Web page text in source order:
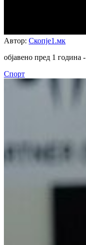
Автор: Скопје1.мк
објавено пред 1 година -
Спорт